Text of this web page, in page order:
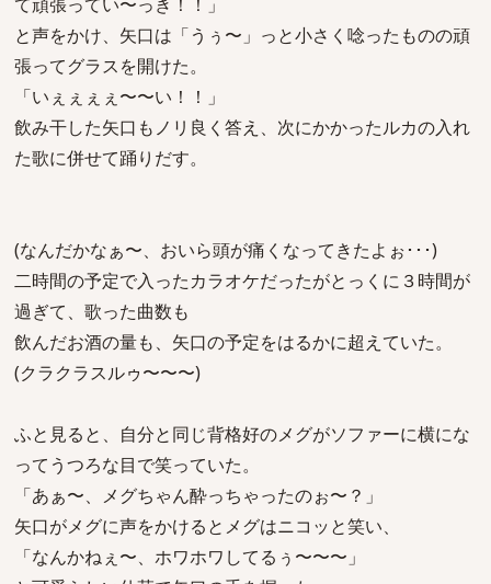
と声をかけ、矢口は「うぅ〜」っと小さく唸ったものの頑
張ってグラスを開けた。
「いぇぇぇぇ〜〜い！！」
飲み干した矢口もノリ良く答え、次にかかったルカの入れ
た歌に併せて踊りだす。
(なんだかなぁ〜、おいら頭が痛くなってきたよぉ･･･)
二時間の予定で入ったカラオケだったがとっくに３時間が
過ぎて、歌った曲数も
飲んだお酒の量も、矢口の予定をはるかに超えていた。
(クラクラスルゥ〜〜〜)
ふと見ると、自分と同じ背格好のメグがソファーに横にな
ってうつろな目で笑っていた。
「あぁ〜、メグちゃん酔っちゃったのぉ〜？」
矢口がメグに声をかけるとメグはニコッと笑い、
「なんかねぇ〜、ホワホワしてるぅ〜〜〜」